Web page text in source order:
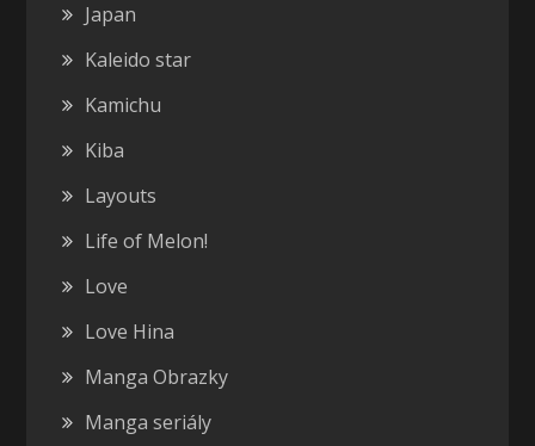
Japan
Kaleido star
Kamichu
Kiba
Layouts
Life of Melon!
Love
Love Hina
Manga Obrazky
Manga seriály